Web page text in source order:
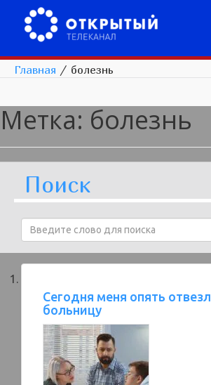
Главная / болезнь
Метка: болезнь
Поиск
Сегодня меня опять
больницу